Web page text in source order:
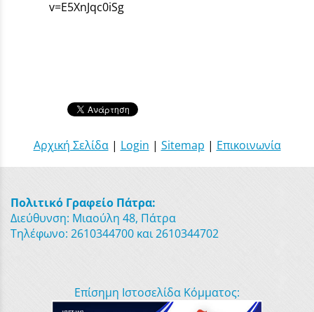
v=E5XnJqc0iSg
Αρχική Σελίδα| Login | Sitemap | Επικοινωνία
Πολιτικό Γραφείο Πάτρα:
Διεύθυνση: Μιαούλη 48, Πάτρα
Τηλέφωνο: 2610344700 και 2610344702
Επίσημη Ιστοσελίδα Κόμματος: